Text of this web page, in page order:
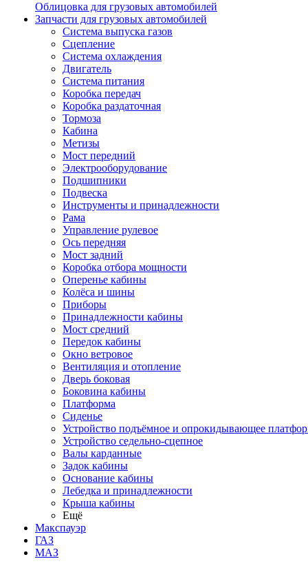
Облицовка для грузовых автомобилей
Запчасти для грузовых автомобилей
Система выпуска газов
Сцепление
Система охлаждения
Двигатель
Система питания
Коробка передач
Коробка раздаточная
Тормоза
Кабина
Метизы
Мост передний
Электрооборудование
Подшипники
Подвеска
Инструменты и принадлежности
Рама
Управление рулевое
Ось передняя
Мост задний
Коробка отбора мощности
Оперенье кабины
Колёса и шины
Приборы
Принадлежности кабины
Мост средний
Передок кабины
Окно ветровое
Вентиляция и отопление
Дверь боковая
Боковина кабины
Платформа
Сиденье
Устройство подъёмное и опрокидывающее
Устройство седельно-сцепное
Валы карданные
Задок кабины
Основание кабины
Лебедка и принадлежности
Крыша кабины
Ещё
Макспауэр
ГАЗ
МАЗ